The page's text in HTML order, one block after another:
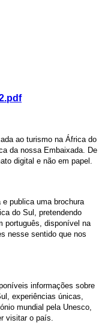
ao turismo na África do
da nossa Embaixada. De
digital e não em papel.
publica uma brochura
do Sul, pretendendo
português, disponível na
nesse sentido que nos
informações sobre
experiências únicas,
mundial pela Unesco,
visitar o país.